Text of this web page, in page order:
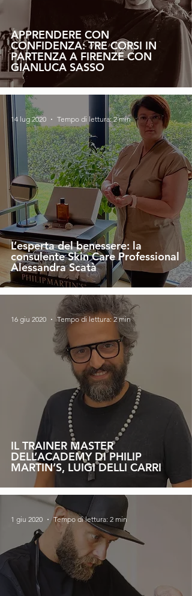
APPRENDERE CON
CONFIDENZA: TRE CORSI IN
PARTENZA A FIRENZE CON
GIANLUCA SASSO
L’esperta del benessere: la
consulente Skin Care Professional
Alessandra Scatà
14 lug 2020 Tempo di lettura: 2 min
IL TRAINER MASTER
DELL’ACADEMY DI PHILIP
MARTIN’S, LUIGI DELLI CARRI
16 giu 2020 Tempo di lettura: 2 min
1 giu 2020 Tempo di lettura: 2 min